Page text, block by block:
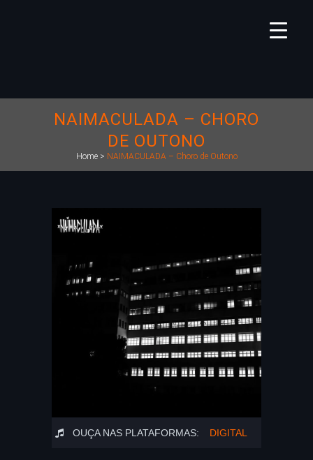
NAIMACULADA – CHORO
DE OUTONO
Home> NAIMACULADA – Choro de Outono
OUÇA NAS PLATAFORMAS: DIGITAL